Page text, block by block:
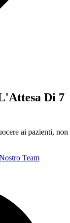
Di 7
ai pazienti, non
Team